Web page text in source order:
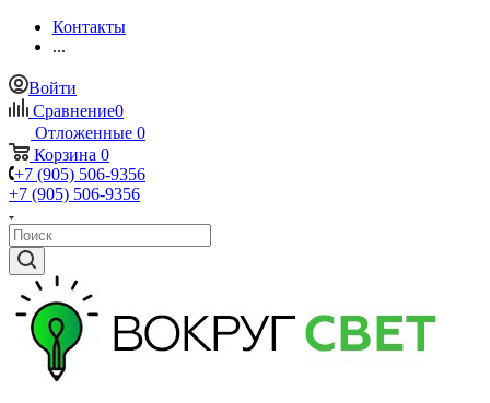
Контакты
...
Войти
Сравнение0
Отложенные 0
Корзина 0
+7 (905) 506-9356
+7 (905) 506-9356